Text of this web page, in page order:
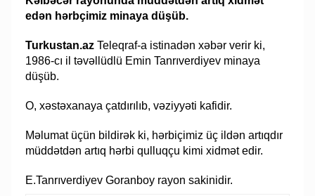
edən hərbçimiz minaya düşüb.
Turkustan.az Teleqraf-a istinadən xəbər verir ki,
1986-cı il təvəllüdlü Emin Tanrıverdiyev minaya
düşüb.
O, xəstəxanaya çatdırılıb, vəziyyəti kafidir.
Məlumat üçün bildirək ki, hərbiçimiz üç ildən artıqdır
müddətdən artıq hərbi qulluqçu kimi xidmət edir.
E.Tanrıverdiyev Goranboy rayon sakinidir.